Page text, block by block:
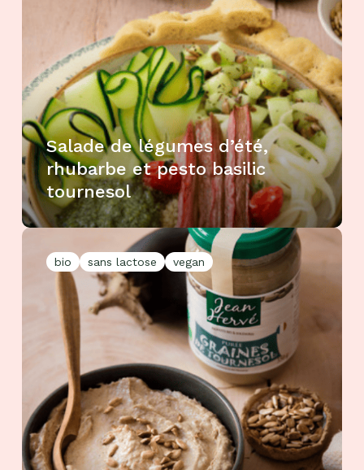
Salade de légumes d’été,
rhubarbe et pesto basilic
tournesol
bio sans lactose vegan